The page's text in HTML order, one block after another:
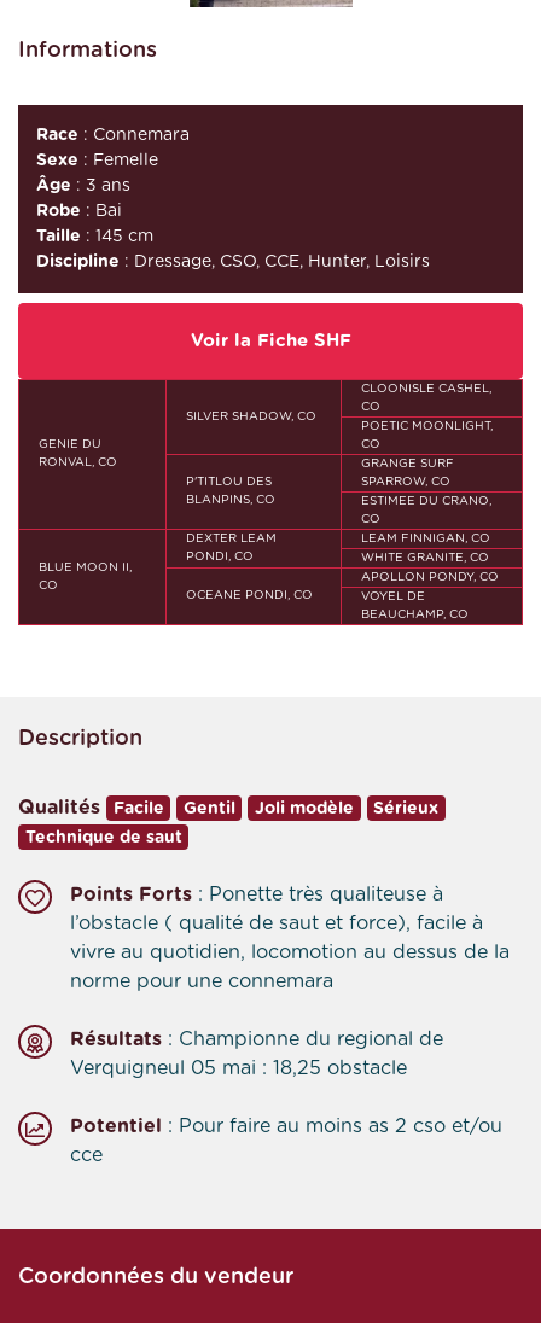
Informations
Race : Connemara
Sexe : Femelle
Âge : 3 ans
Robe : Bai
Taille : 145 cm
Discipline : Dressage, CSO, CCE, Hunter, Loisirs
Voir la Fiche SHF
GENIE DU
RONVAL, CO
SILVER SHADOW, CO
CLOONISLE CASHEL,
CO
POETIC MOONLIGHT,
CO
P'TITLOU DES
BLANPINS, CO
GRANGE SURF
SPARROW, CO
ESTIMEE DU CRANO,
CO
BLUE MOON II,
CO
DEXTER LEAM
PONDI, CO
LEAM FINNIGAN, CO
WHITE GRANITE, CO
OCEANE PONDI, CO
APOLLON PONDY, CO
VOYEL DE
BEAUCHAMP, CO
Description
Qualités Facile Gentil Joli modèle
Sérieux
Technique de saut
Points Forts : Ponette très qualiteuse à
l’obstacle ( qualité de saut et force), facile à
vivre au quotidien, locomotion au dessus de la
norme pour une connemara
Résultats : Championne du regional de
Verquigneul 05 mai : 18,25 obstacle
Potentiel
: Pour faire au moins as 2 cso et/ou
cce
Coordonnées du vendeur